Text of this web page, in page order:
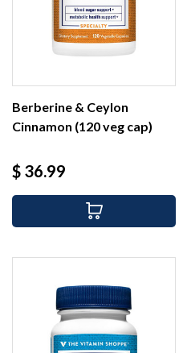
Berberine & Ceylon
Cinnamon (120 veg cap)
Precio
$ 36.99